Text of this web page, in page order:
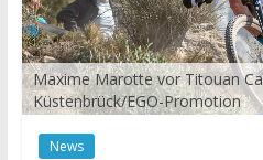
Maxime Marotte vor Titouan
Küstenbrück/EGO-Promotion
News